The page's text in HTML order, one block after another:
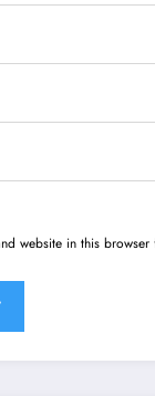
website in this